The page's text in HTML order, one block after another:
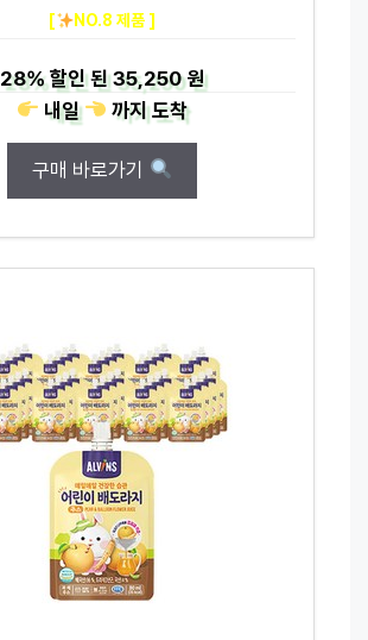
[ NO.8 제품 ]
28%할인 된35,250 원
내일
까지도착
구매 바로가기